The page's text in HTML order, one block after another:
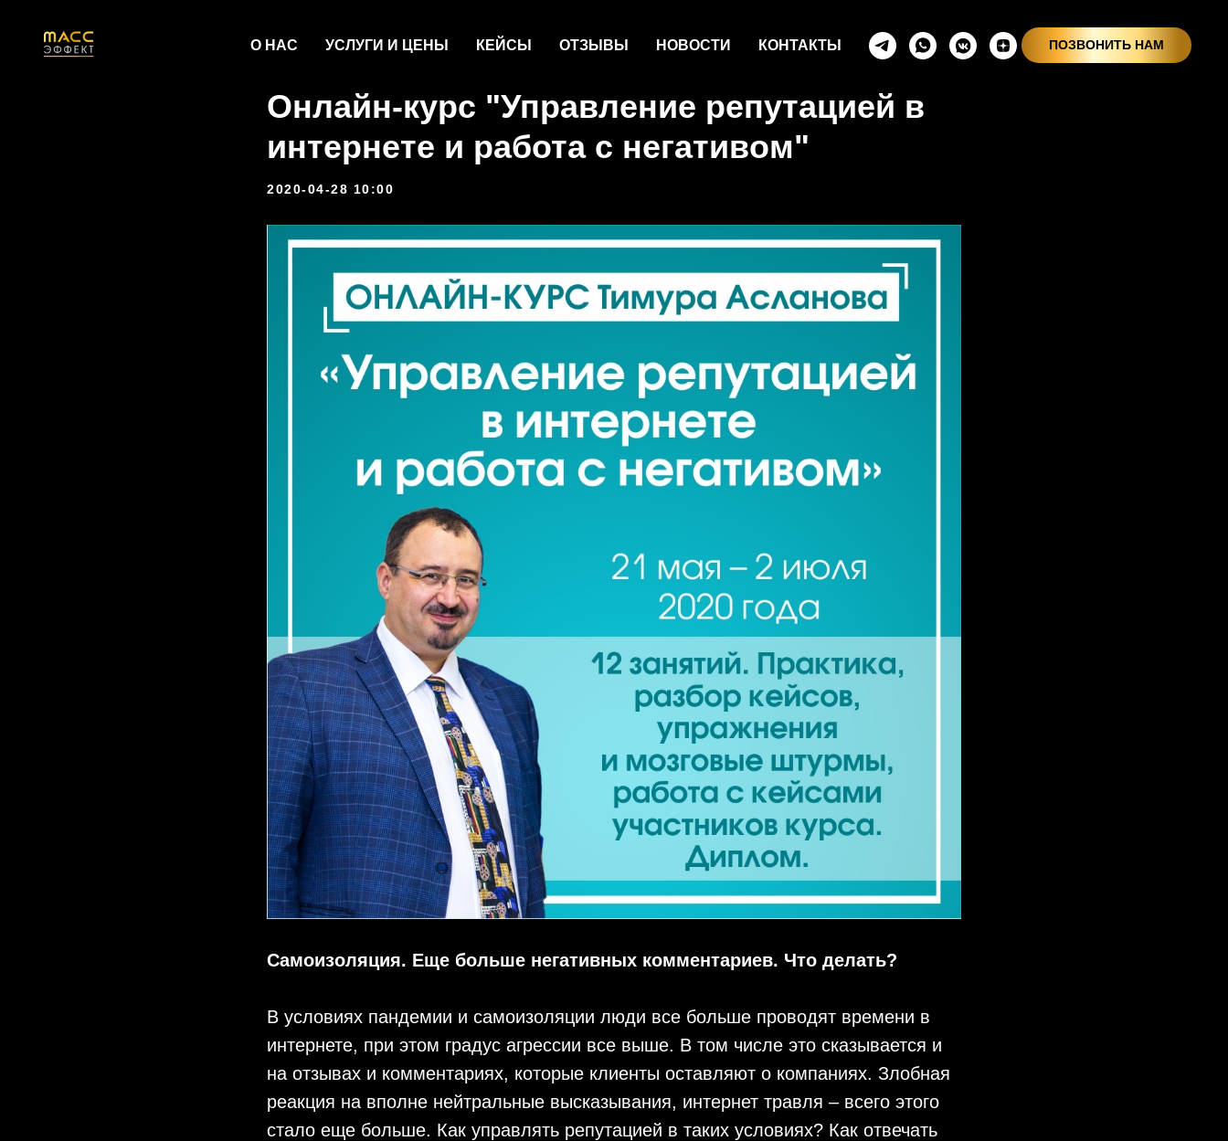
О НАС УСЛУГИ И ЦЕНЫ КЕЙСЫ ОТЗЫВЫ НОВОСТИ КОНТАКТЫ ПОЗВОНИТЬ НАМ
Онлайн-курс "Управление репутацией в
интернете и работа с негативом"
2020-04-28 10:00
Самоизоляция. Еще больше негативных комментариев. Что делать?
В условиях пандемии и самоизоляции люди все больше проводят времени в
интернете, при этом градус агрессии все выше. В том числе это сказывается и
на отзывах и комментариях, которые клиенты оставляют о компаниях. Злобная
реакция на вполне нейтральные высказывания, интернет травля – всего этого
стало еще больше. Как управлять репутацией в таких условиях? Как отвечать